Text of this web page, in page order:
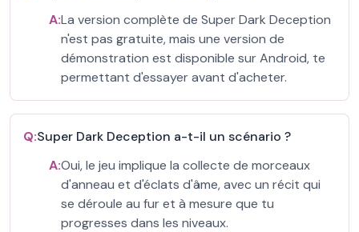
A:La version complète de Super Dark Deception
n'est pas gratuite, mais une version de
démonstration est disponible sur Android, te
permettant d'essayer avant d'acheter.
Q:Super Dark Deception a-t-il un scénario ?
A:Oui, le jeu implique la collecte de morceaux
d'anneau et d'éclats d'âme, avec un récit qui
se déroule au fur et à mesure que tu
progresses dans les niveaux.